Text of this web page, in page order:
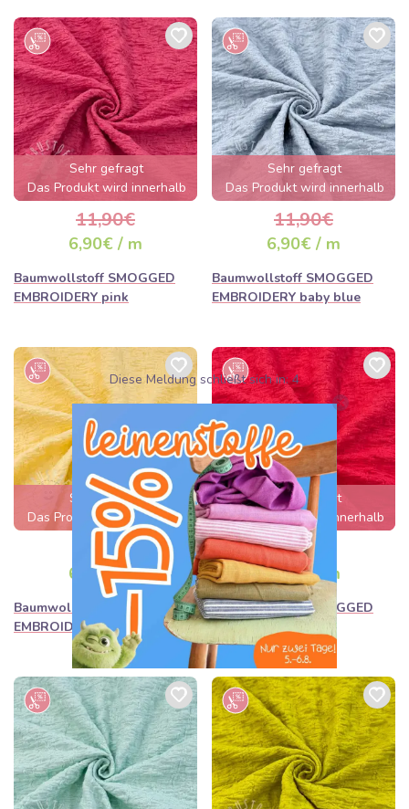
Sehr gefragt
Das Produkt wird innerhalb
von wenigen Stunden
ausverkauft sein
11,90€
6,90€ / m
Baumwollstoff SMOGGED
EMBROIDERY pink
Sehr gefragt
Das Produkt wird innerhalb
von wenigen Stunden
ausverkauft sein
11,90€
6,90€ / m
Baumwollstoff SMOGGED
EMBROIDERY baby blue
Sehr gefragt
Das Produkt wird innerhalb
von wenigen Stunden
ausverkauft sein
11,90€
6,90€ / m
Baumwollstoff SMOGGED
EMBROIDERY yellow
Sehr gefragt
Das Produkt wird innerhalb
von wenigen Stunden
ausverkauft sein
11,90€
6,90€ / m
Baumwollstoff SMOGGED
EMBROIDERY peach
Diese Meldung schließt sich in:3